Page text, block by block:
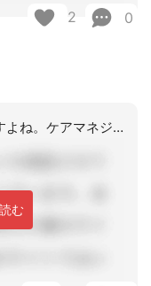
2 0
負担限度額認定証は食費と居室費ですよね。ケアマネジャーが作成する給付管理票には何
む